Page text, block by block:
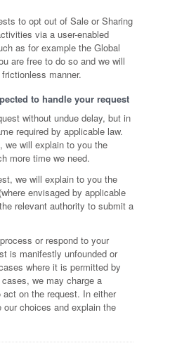
to opt out of Sale or Sharing
via a user-enabled
as for example the Global
are free to do so and we will
manner.
to handle your request
without undue delay, but in
required by applicable law.
we will explain to you the
more time we need.
we will explain to you the
envisaged by applicable
relevant authority to submit a
or respond to your
is manifestly unfounded or
where it is permitted by
we may charge a
on the request. In either
choices and explain the